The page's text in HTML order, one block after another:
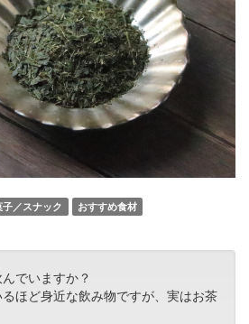
子／スナック おすすめ食材
でいますか？
ほど身近な飲み物ですが、実はお茶